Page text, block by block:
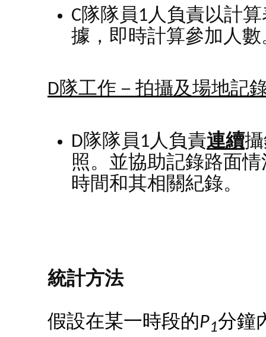
C隊隊員1人負責以計
據，即時計算參加人數
D隊工作－拍攝及場地記
D隊隊員1人負責連續
照。並協助記錄路面
時間和其相關紀錄。
統計方法
假設在某一時段的P1分鐘